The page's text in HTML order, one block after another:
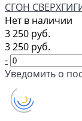
СГОН
Нет в наличии
3 250 руб.
3 250 руб.
-
Уведомить о